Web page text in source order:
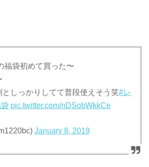
福袋初めて買った〜
としっかりしてて普段使えそう笑#レ
pic.twitter.com/nDSobWkkCe
January 8, 2019